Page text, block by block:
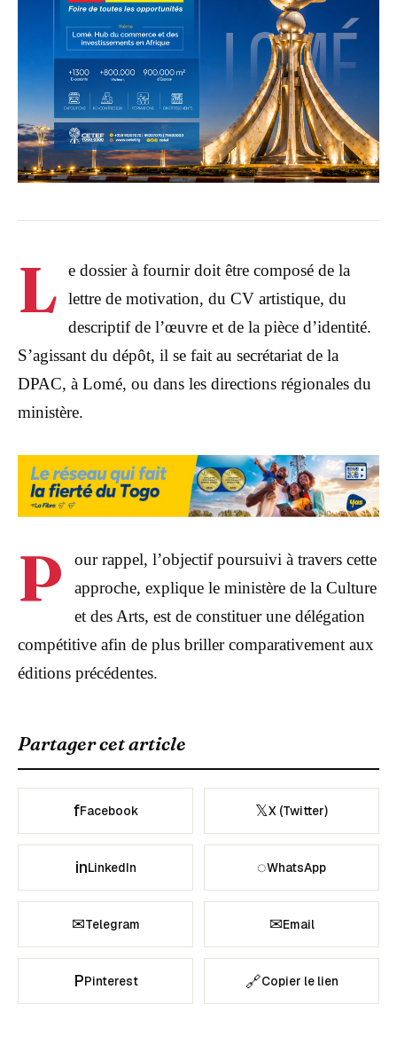
L
e dossier à fournir doit être composé de la
lettre de motivation, du CV artistique, du
descriptif de l’œuvre et de la pièce d’identité.
S’agissant du dépôt, il se fait au secrétariat de la
DPAC, à Lomé, ou dans les directions régionales du
ministère.
P
our rappel, l’objectif poursuivi à travers cette
approche, explique le ministère de la Culture
et des Arts, est de constituer une délégation
compétitive afin de plus briller comparativement aux
éditions précédentes.
Partager cet article
fFacebook 𝕏X (Twitter)
inLinkedIn ◌WhatsApp
✉Telegram ✉Email
PPinterest 🔗Copier le lien